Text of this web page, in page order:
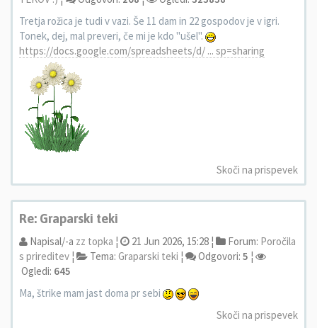
Tretja rožica je tudi v vazi. Še 11 dam in 22 gospodov je v igri.
Tonek, dej, mal preveri, če mi je kdo "ušel".
https://docs.google.com/spreadsheets/d/ ... sp=sharing
Skoči na prispevek
Re: Graparski teki
Napisal/-a zz topka ¦ 21 Jun 2026, 15:28 ¦ Forum: Poročila
s prireditev ¦ Tema: Graparski teki ¦ Odgovori: 5 ¦
Ogledi: 645
Ma, štrike mam jast doma pr sebi
Skoči na prispevek